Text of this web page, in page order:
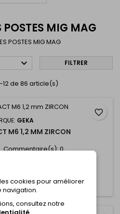
POSTES MIG MAG
POSTES MIG MAG
 FILTRER
12 de 86 article(s)
GEKA
M6 1,2 MM ZIRCON
Commentaire(s):0
panier Plus
favorite_border
cookies pour améliorer
navigation.
consultez notre